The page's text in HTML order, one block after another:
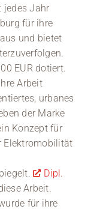
jedes Jahr
für ihre
und bietet
EUR dotiert.
Arbeit
urbanes
der Marke
Konzept für
Elektromobilität
Dipl.
Arbeit.
für ihre